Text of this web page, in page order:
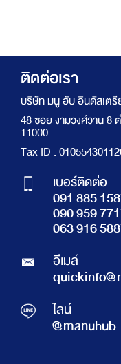
ติดต่อเรา
บริษัท มนู ฮับ อินดัสเตรี
48 ซอย งามวงศ์วาน 8
11000
Tax ID :
เบอร์ติดต่อ
091 885
090 959
063 916
อีเมล์
ไลน์
@manuhub